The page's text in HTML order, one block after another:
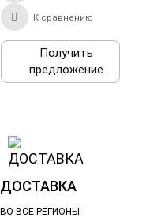
К сравнению
Получить
предложение
ДОСТАВКА
ВО ВСЕ РЕГИОНЫ